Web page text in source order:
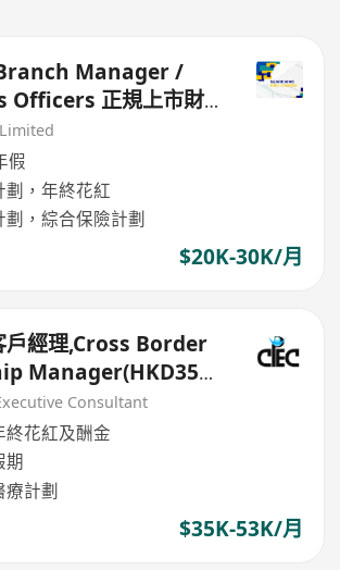
Manager /
Officers 正規上市財
假
劃，年終花紅
，綜合保險計劃
$20K-30K/月
戶經理,Cross Border
Manager(HKD35k-
Consultant
終花紅及酬金
期
療計劃
$35K-53K/月